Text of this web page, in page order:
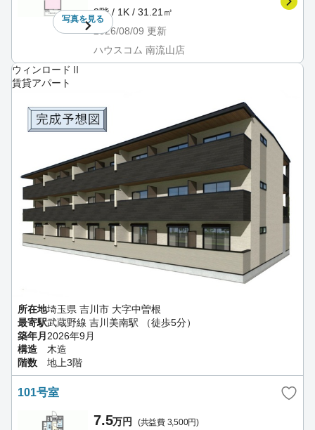
写真を見る
3階 / 1K / 31.21㎡
2026/08/09 更新
ハウスコム 南流山店
ウィンロードⅡ
賃貸アパート
所在地埼玉県 吉川市 大字中曽根
最寄駅武蔵野線 吉川美南駅 （徒歩5分）
築年月 2026年9月
構造
木造
階数
地上3階
101号室
7.5万円 (共益費 3,500円)